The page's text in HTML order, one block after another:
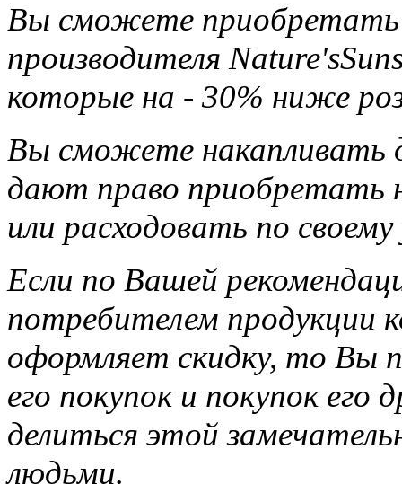
Вы сможете приобретать
производителя
которые на - 30% ниже
Вы сможете накапливать
дают право приобретать
или расходовать по
Если по Вашей
потребителем продукции
оформляет скидку, то Вы
его покупок и покупок
делиться этой
людьми.